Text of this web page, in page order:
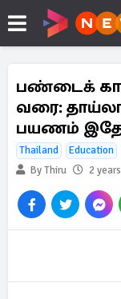
பண்டைக்
வரை:
பயணம்
Thailand
Education
By Thiru
2